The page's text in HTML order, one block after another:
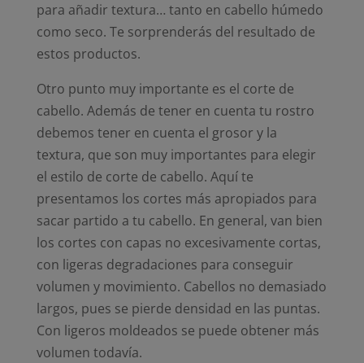
para añadir textura… tanto en cabello húmedo
como seco. Te sorprenderás del resultado de
estos productos.
Otro punto muy importante es el corte de
cabello. Además de tener en cuenta tu rostro
debemos tener en cuenta el grosor y la
textura, que son muy importantes para elegir
el estilo de corte de cabello. Aquí te
presentamos los cortes más apropiados para
sacar partido a tu cabello. En general, van bien
los cortes con capas no excesivamente cortas,
con ligeras degradaciones para conseguir
volumen y movimiento. Cabellos no demasiado
largos, pues se pierde densidad en las puntas.
Con ligeros moldeados se puede obtener más
volumen todavía.